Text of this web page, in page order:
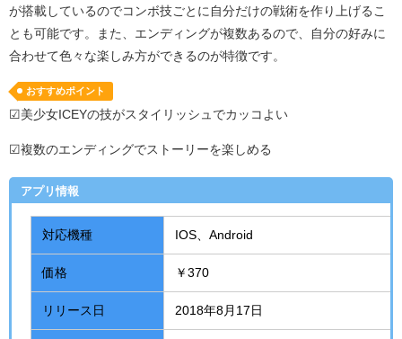
が搭載しているのでコンボ技ごとに自分だけの戦術を作り上げるこ
とも可能です。また、エンディングが複数あるので、自分の好みに
合わせて色々な楽しみ方ができるのが特徴です。
おすすめポイント
☑美少女ICEYの技がスタイリッシュでカッコよい
☑複数のエンディングでストーリーを楽しめる
アプリ情報
対応機種 IOS、Android
価格 ￥370
リリース日 2018年8月17日